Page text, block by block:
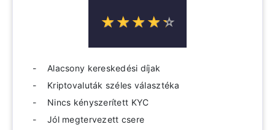
☆☆☆☆☆
★★★★★
Alacsony kereskedési díjak
Kriptovaluták széles választéka
Nincs kényszerített KYC
Jól megtervezett csere